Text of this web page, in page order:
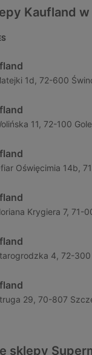
Kaufland
1d, 72-600
11, 72-100
Oświęcimia 14b,
Krygiera 7, 71-
4, 72-
29, 70-807
sklepy